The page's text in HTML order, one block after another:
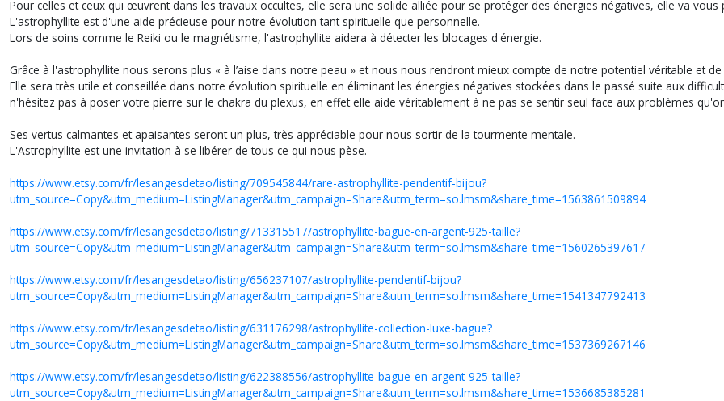
Pour celles et ceux qui œuvrent dans les travaux occultes, elle sera une solide alliée pour se protéger des énergies négatives, elle va
L'astrophyllite est d'une aide précieuse pour notre évolution tant spirituelle que personnelle.
Lors de soins comme le Reiki ou le magnétisme, l'astrophyllite aidera à détecter les blocages d'énergie.
Grâce à l'astrophyllite nous serons plus « à l’aise dans notre peau » et nous nous rendront mieux compte de notre potentiel véritable et de
Elle sera très utile et conseillée dans notre évolution spirituelle en éliminant les énergies négatives stockées dans le passé suite aux
n'hésitez pas à poser votre pierre sur le chakra du plexus, en effet elle aide véritablement à ne pas se sentir seul face aux problèmes
Ses vertus calmantes et apaisantes seront un plus, très appréciable pour nous sortir de la tourmente mentale.
L'Astrophyllite est une invitation à se libérer de tous ce qui nous pèse.
https://www.etsy.com/fr/lesangesdetao/listing/709545844/rare-astrophyllite-pendentif-bijou?
utm_source=Copy&utm_medium=ListingManager&utm_campaign=Share&utm_term=so.lmsm&share_time=1563861509894
https://www.etsy.com/fr/lesangesdetao/listing/713315517/astrophyllite-bague-en-argent-925-taille?
utm_source=Copy&utm_medium=ListingManager&utm_campaign=Share&utm_term=so.lmsm&share_time=1560265397617
https://www.etsy.com/fr/lesangesdetao/listing/656237107/astrophyllite-pendentif-bijou?
utm_source=Copy&utm_medium=ListingManager&utm_campaign=Share&utm_term=so.lmsm&share_time=1541347792413
https://www.etsy.com/fr/lesangesdetao/listing/631176298/astrophyllite-collection-luxe-bague?
utm_source=Copy&utm_medium=ListingManager&utm_campaign=Share&utm_term=so.lmsm&share_time=1537369267146
https://www.etsy.com/fr/lesangesdetao/listing/622388556/astrophyllite-bague-en-argent-925-taille?
utm_source=Copy&utm_medium=ListingManager&utm_campaign=Share&utm_term=so.lmsm&share_time=1536685385281